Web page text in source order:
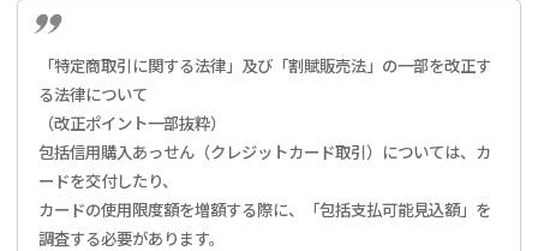
「特定商取引に関する法律」及び「割賦販売法」の一部を改正す
る法律について
（改正ポイント一部抜粋）
包括信用購入あっせん（クレジットカード取引）については、カ
ードを交付したり、
カードの使用限度額を増額する際に、「包括支払可能見込額」を
調査する必要があります。